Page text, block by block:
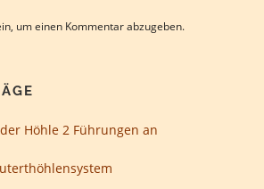
um einen Kommentar abzugeben.
Höhle 2 Führungen an